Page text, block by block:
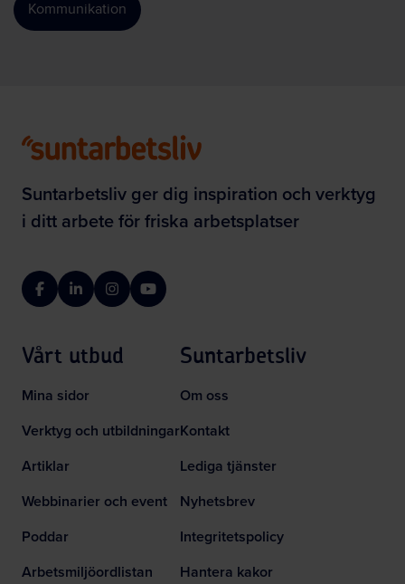
Kommunikation
Suntarbetsliv ger dig inspiration och verktyg
i ditt arbete för friska arbetsplatser
FacebookLinkedInInstagramYouTube
Vårt utbud
Mina sidor
Verktyg och utbildningar
Artiklar
Webbinarier och event
Poddar
Arbetsmiljöordlistan
Suntarbetsliv
Om oss
Kontakt
Lediga tjänster
Nyhetsbrev
Integritetspolicy
Hantera kakor